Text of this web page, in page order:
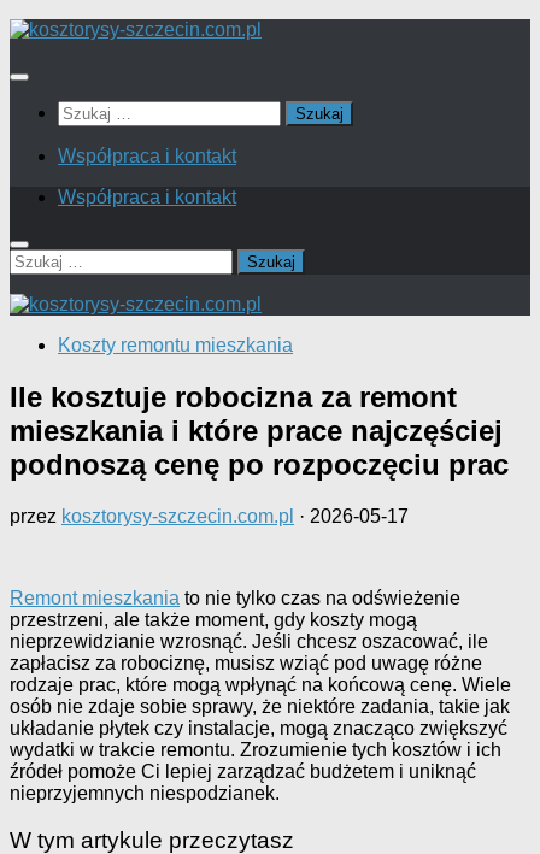
Skip
content
Szukaj:
Współpraca i kontakt
Współpraca i kontakt
Szukaj:
Koszty remontu mieszkania
Ile kosztuje robocizna za remont
mieszkania i które prace najczęściej
podnoszą cenę po rozpoczęciu prac
przez kosztorysy-szczecin.com.pl · 2026-05-17
Remont mieszkania to nie tylko czas na odświeżenie
przestrzeni, ale także moment, gdy koszty mogą
nieprzewidzianie wzrosnąć. Jeśli chcesz oszacować, ile
zapłacisz za robociznę, musisz wziąć pod uwagę różne
rodzaje prac, które mogą wpłynąć na końcową cenę. Wiele
osób nie zdaje sobie sprawy, że niektóre zadania, takie jak
układanie płytek czy instalacje, mogą znacząco zwiększyć
wydatki w trakcie remontu. Zrozumienie tych kosztów i ich
źródeł pomoże Ci lepiej zarządzać budżetem i uniknąć
nieprzyjemnych niespodzianek.
W tym artykule przeczytasz